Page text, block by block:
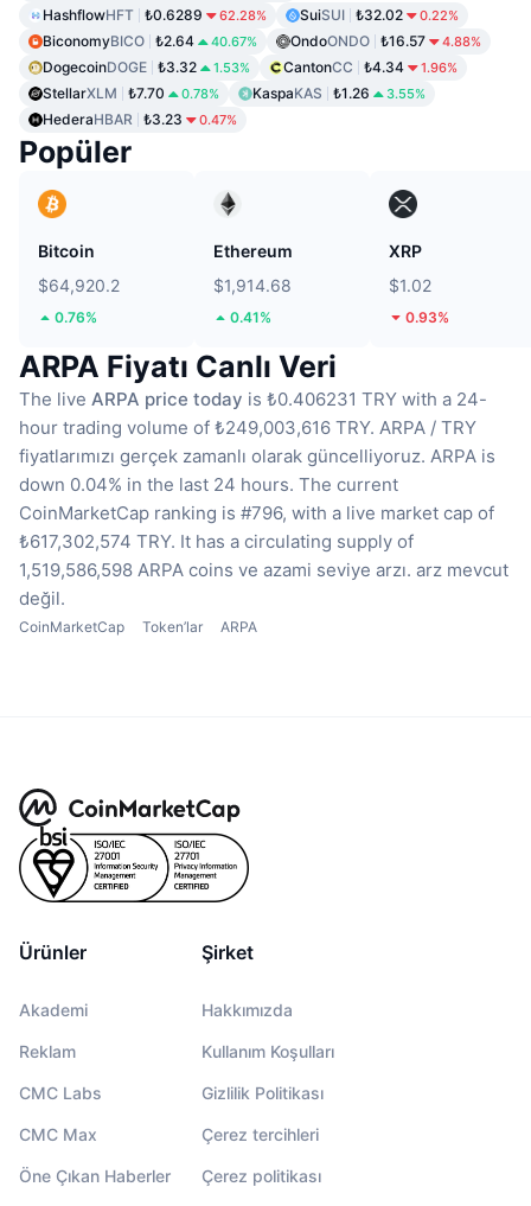
HashflowHFT ₺0.6289 62.28% SuiSUI ₺32.02 0.22%
BiconomyBICO ₺2.64 40.67% OndoONDO ₺16.57 4.88%
DogecoinDOGE ₺3.32 1.53% CantonCC ₺4.34 1.96%
StellarXLM ₺7.70 0.78% KaspaKAS ₺1.26 3.55%
HederaHBAR ₺3.23 0.47%
Popüler
Bitcoin
$64,920.2
0.76%
Ethereum
$1,914.68
0.41%
XRP
$1.02
0.93%
ARPA Fiyatı Canlı Veri
The live ARPA price today is ₺0.406231 TRY with a 24-
hour trading volume of ₺249,003,616 TRY. ARPA / TRY
fiyatlarımızı gerçek zamanlı olarak güncelliyoruz. ARPA is
down 0.04% in the last 24 hours. The current
CoinMarketCap ranking is #796, with a live market cap of
₺617,302,574 TRY. It has a circulating supply of
1,519,586,598 ARPA coins ve azami seviye arzı. arz mevcut
değil.
CoinMarketCap Token’lar ARPA
Ürünler
Akademi
Reklam
CMC Labs
CMC Max
Öne Çıkan Haberler
Şirket
Hakkımızda
Kullanım Koşulları
Gizlilik Politikası
Çerez tercihleri
Çerez politikası